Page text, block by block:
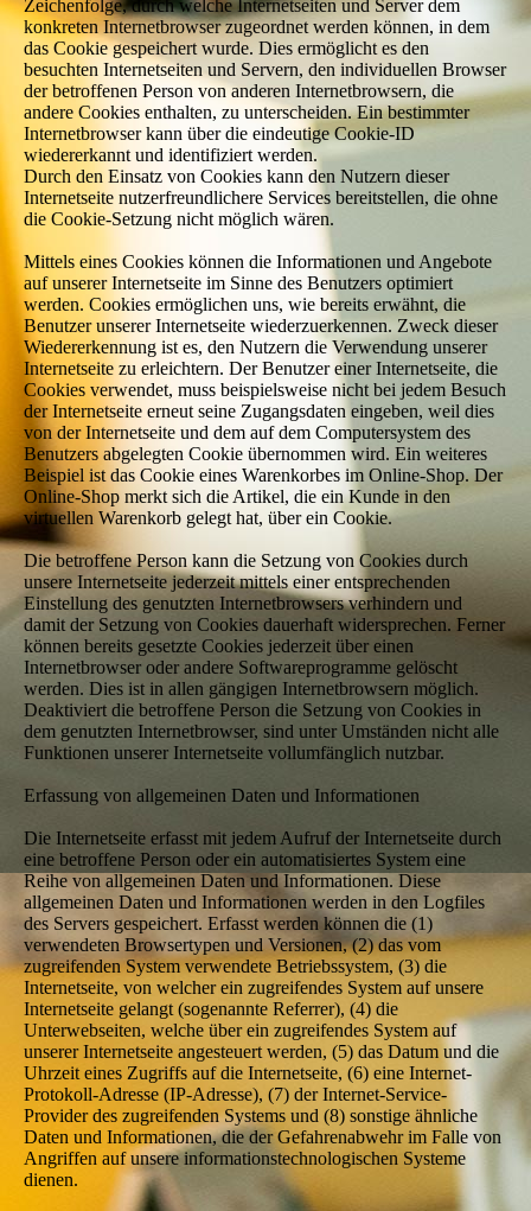
Zeichenfolge, durch welche Internetseiten und Server dem
konkreten Internetbrowser zugeordnet werden können, in dem
das Cookie gespeichert wurde. Dies ermöglicht es den
besuchten Internetseiten und Servern, den individuellen Browser
der betroffenen Person von anderen Internetbrowsern, die
andere Cookies enthalten, zu unterscheiden. Ein bestimmter
Internetbrowser kann über die eindeutige Cookie-ID
wiedererkannt und identifiziert werden.
Durch den Einsatz von Cookies kann den Nutzern dieser
Internetseite nutzerfreundlichere Services bereitstellen, die ohne
die Cookie-Setzung nicht möglich wären.
Mittels eines Cookies können die Informationen und Angebote
auf unserer Internetseite im Sinne des Benutzers optimiert
werden. Cookies ermöglichen uns, wie bereits erwähnt, die
Benutzer unserer Internetseite wiederzuerkennen. Zweck dieser
Wiedererkennung ist es, den Nutzern die Verwendung unserer
Internetseite zu erleichtern. Der Benutzer einer Internetseite, die
Cookies verwendet, muss beispielsweise nicht bei jedem Besuch
der Internetseite erneut seine Zugangsdaten eingeben, weil dies
von der Internetseite und dem auf dem Computersystem des
Benutzers abgelegten Cookie übernommen wird. Ein weiteres
Beispiel ist das Cookie eines Warenkorbes im Online-Shop. Der
Online-Shop merkt sich die Artikel, die ein Kunde in den
virtuellen Warenkorb gelegt hat, über ein Cookie.
Die betroffene Person kann die Setzung von Cookies durch
unsere Internetseite jederzeit mittels einer entsprechenden
Einstellung des genutzten Internetbrowsers verhindern und
damit der Setzung von Cookies dauerhaft widersprechen. Ferner
können bereits gesetzte Cookies jederzeit über einen
Internetbrowser oder andere Softwareprogramme gelöscht
werden. Dies ist in allen gängigen Internetbrowsern möglich.
Deaktiviert die betroffene Person die Setzung von Cookies in
dem genutzten Internetbrowser, sind unter Umständen nicht alle
Funktionen unserer Internetseite vollumfänglich nutzbar.
Erfassung von allgemeinen Daten und Informationen
Die Internetseite erfasst mit jedem Aufruf der Internetseite durch
eine betroffene Person oder ein automatisiertes System eine
Reihe von allgemeinen Daten und Informationen. Diese
allgemeinen Daten und Informationen werden in den Logfiles
des Servers gespeichert. Erfasst werden können die (1)
verwendeten Browsertypen und Versionen, (2) das vom
zugreifenden System verwendete Betriebssystem, (3) die
Internetseite, von welcher ein zugreifendes System auf unsere
Internetseite gelangt (sogenannte Referrer), (4) die
Unterwebseiten, welche über ein zugreifendes System auf
unserer Internetseite angesteuert werden, (5) das Datum und die
Uhrzeit eines Zugriffs auf die Internetseite, (6) eine Internet-
Protokoll-Adresse (IP-Adresse), (7) der Internet-Service-
Provider des zugreifenden Systems und (8) sonstige ähnliche
Daten und Informationen, die der Gefahrenabwehr im Falle von
Angriffen auf unsere informationstechnologischen Systeme
dienen.